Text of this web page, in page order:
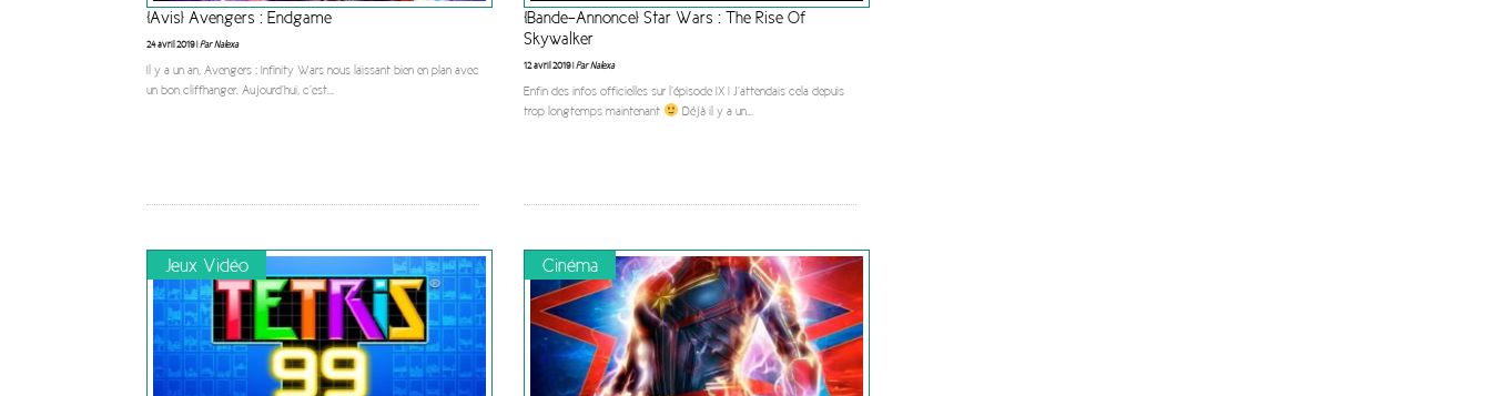
[Avis] Avengers : Endgame
24 avril 2019 |Par Nalexa
Il y a un an, Avengers : Infinity Wars nous laissant bien en plan avec
un bon cliffhanger. Aujourd’hui, c’est...
[Bande-Annonce] Star Wars : The Rise Of
Skywalker
12 avril 2019 |Par Nalexa
Enfin des infos officielles sur l’épisode IX ! J’attendais cela depuis
trop longtemps maintenant
Déjà il y a un...
Jeux Vidéo Cinéma